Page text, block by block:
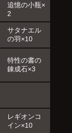
追憶の小瓶×
2
サタナエル
の羽×10
特性の書の
錬成石×3
レギオンコ
イン×10